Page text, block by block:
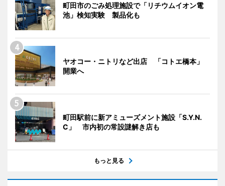
町田市のごみ処理施設で「リチウムイオン電
池」検知実験 製品化も
ヤオコー・ニトリなど出店 「コトエ橋本」
開業へ
町田駅前に新アミューズメント施設「S.Y.N.
C」 市内初の常設謎解き店も
もっと見る